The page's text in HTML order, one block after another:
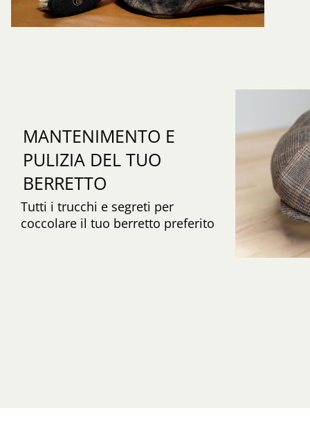
MANTENIMENTO E
PULIZIA DEL TUO
BERRETTO
Tutti i trucchi e segreti per
coccolare il tuo berretto preferito